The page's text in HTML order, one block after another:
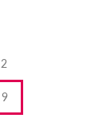
2
9